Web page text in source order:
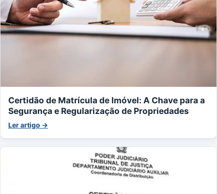
Certidão de Matrícula de Imóvel: A Chave para a
Segurança e Regularização de Propriedades
Ler artigo →